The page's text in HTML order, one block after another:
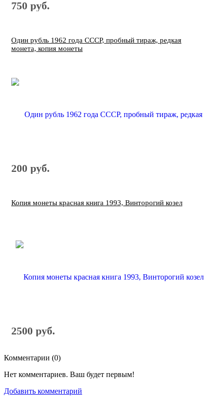
750 руб.
Один рубль 1962 года СССР, пробный тираж, редкая
монета, копия монеты
200 руб.
Копия монеты красная книга 1993, Винторогий козел
2500 руб.
Комментарии (0)
Нет комментариев. Ваш будет первым!
Добавить комментарий